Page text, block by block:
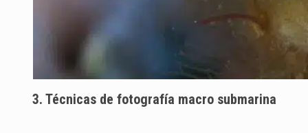
3. Técnicas de fotografía macro submarina